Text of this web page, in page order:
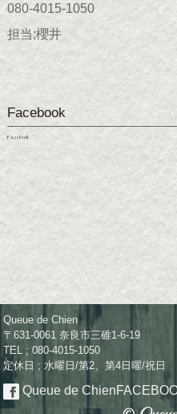
080-4015-1050
担当;櫻井
Facebook
Facebook
Queue de Chien
〒631-0061 奈良市三碓1-6-19
TEL ; 080-4015-1050
定休日 ; 水曜日/第2、第4日曜/祝日
Queue de Chien